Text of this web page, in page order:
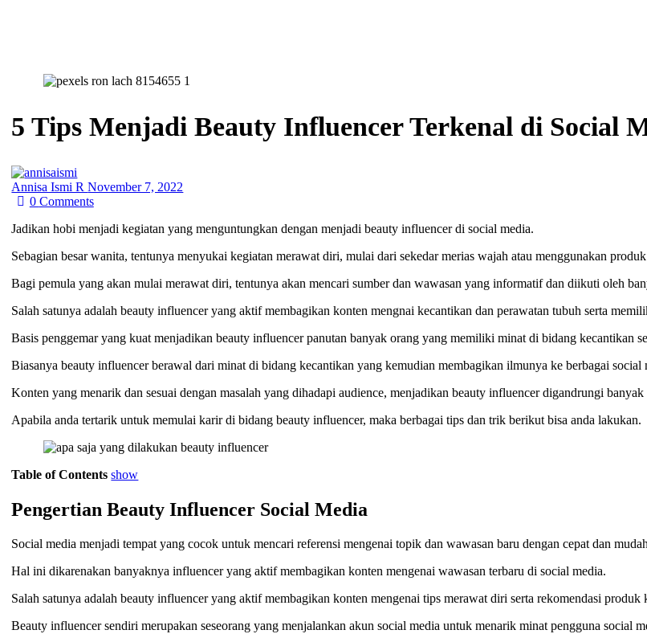
5 Tips Menjadi Beauty Influencer Terkenal di Social
Annisa Ismi RNovember 7, 2022
0 Comments
Jadikan hobi menjadi kegiatan yang menguntungkan dengan menjadi beauty influencer di social media.
Sebagian besar wanita, tentunya menyukai kegiatan merawat diri, mulai dari sekedar merias wajah atau menggunakan
Bagi pemula yang akan mulai merawat diri, tentunya akan mencari sumber dan wawasan yang informatif dan diikuti oleh
Salah satunya adalah beauty influencer yang aktif membagikan konten mengnai kecantikan dan perawatan tubuh serta
Basis penggemar yang kuat menjadikan beauty influencer panutan banyak orang yang memiliki minat di bidang kecantikan
Biasanya beauty influencer berawal dari minat di bidang kecantikan yang kemudian membagikan ilmunya ke berbagai social
Konten yang menarik dan sesuai dengan masalah yang dihadapi audience, menjadikan beauty influencer digandrungi banyak
Apabila anda tertarik untuk memulai karir di bidang beauty influencer, maka berbagai tips dan trik berikut bisa anda lakukan.
Table of Contents show
Pengertian Beauty Influencer Social Media
Social media menjadi tempat yang cocok untuk mencari referensi mengenai topik dan wawasan baru dengan cepat dan
Hal ini dikarenakan banyaknya influencer yang aktif membagikan konten mengenai wawasan terbaru di social media.
Salah satunya adalah beauty influencer yang aktif membagikan konten mengenai tips merawat diri serta rekomendasi
Beauty influencer sendiri merupakan seseorang yang menjalankan akun social media untuk menarik minat pengguna social